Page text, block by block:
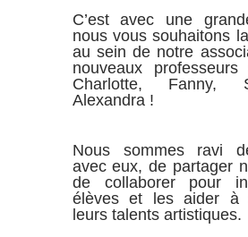
C’est avec une
nous vous souhaitons
au sein de notre
nouveaux
Charlotte, Fanny,
Alexandra !
Nous sommes ravi
avec eux, de partager
de collaborer pour
élèves et les aider à
leurs talents artistiques.